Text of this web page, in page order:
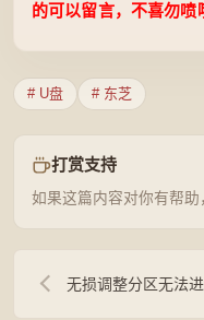
的可以留言，不喜勿喷
# U盘 # 东芝
打赏支持
如果这篇内容对你有帮
无损调整分区无法